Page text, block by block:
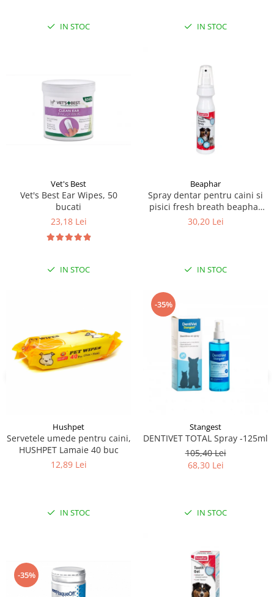
IN STOC IN STOC
Vet's Best
Vet's Best Ear Wipes, 50
bucati
23,18 Lei
IN STOC
Beaphar
Spray dentar pentru caini si
pisici fresh breath beaphar
150ml
30,20 Lei
IN STOC
Hushpet
Servetele umede pentru caini,
HUSHPET Lamaie 40 buc
12,89 Lei
IN STOC
-35%
Stangest
DENTIVET TOTAL Spray -125ml
105,40 Lei
68,30 Lei
IN STOC
-35%